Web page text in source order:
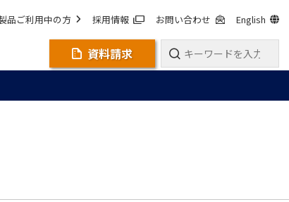
品ご利用中の方 採用情報 お問い合わせ English
資料請求